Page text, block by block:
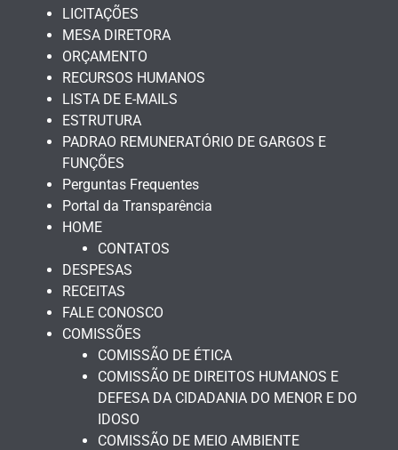
LICITAÇÕES
MESA DIRETORA
ORÇAMENTO
RECURSOS HUMANOS
LISTA DE E-MAILS
ESTRUTURA
PADRAO REMUNERATÓRIO DE GARGOS E
FUNÇÕES
Perguntas Frequentes
Portal da Transparência
HOME
CONTATOS
DESPESAS
RECEITAS
FALE CONOSCO
COMISSÕES
COMISSÃO DE ÉTICA
COMISSÃO DE DIREITOS HUMANOS E
DEFESA DA CIDADANIA DO MENOR E DO
IDOSO
COMISSÃO DE MEIO AMBIENTE